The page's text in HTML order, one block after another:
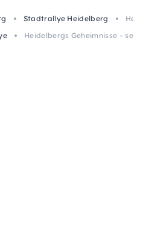
Stadtrallye Heidelberg
Heidelbergs Geheimnisse –